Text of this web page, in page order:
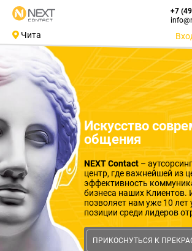
Искусство
общения
NEXT Contact–
центр, где важнейшей из
эффективность
бизнеса наших Клиентов.
позволяет нам уже 10 лет
позиции среди лидеров
ПРИКОСНУТЬСЯ К
+7
Чита